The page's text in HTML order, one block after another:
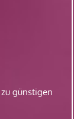
zu günstigen